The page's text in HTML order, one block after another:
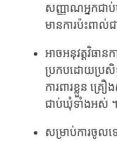
សញ្ញាណ​អ្នកជាប់
មានការ​ប៉ះពាល់​
អាចអនុវត្ត​វិធាន
ប្រកបដោយ​ប្រសិទ្
ការពារខ្លួន​ គ្រ
ជាប់ឃុំ​ទាំងអស់ ។​
សម្រាប់ការ​ចូលទ